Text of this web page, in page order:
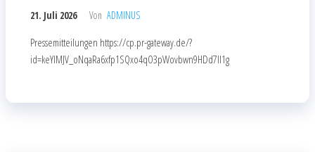
21. Juli 2026 Von ADMINUS
Pressemitteilungen https://cp.pr-gateway.de/?
id=keYlMJV_oNqaRa6xfp1SQxo4qO3pWovbwn9HDd7Il1g